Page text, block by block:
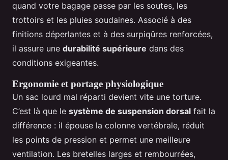
quand votre bagage passe par les soutes, les
trottoirs et les pluies soudaines. Associé à des
finitions déperlantes et à des surpiqûres renforcées,
il assure une durabilité supérieure dans des
conditions exigeantes.
Ergonomie et portage physiologique
Un sac lourd mal réparti devient vite une torture.
C’est là que le système de suspension dorsal fait la
différence : il épouse la colonne vertébrale, réduit
les points de pression et permet une meilleure
ventilation. Les bretelles larges et rembourrées,